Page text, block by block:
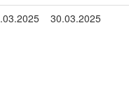
30.03.2025